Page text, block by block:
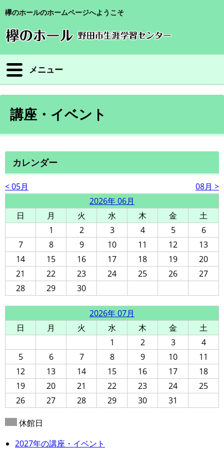
欅のホールのホームページへようこそ
メニュー
講座・イベント
カレンダー
< 05月
08月 >
2026年 06月
日
月 火 水 木 金
土
1
2 3 4 5
6
7
8 9 10 11 12
13
14
15 16 17 18 19
20
21
22 23 24 25 26
27
28
29 30
2026年 07月
日
月 火 水 木 金
土
1
2 3
4
5
6 7 8 9 10
11
12
13 14 15 16 17
18
19
20 21 22 23 24
25
26
27 28 29 30 31
休館日
2027年の講座・イベント